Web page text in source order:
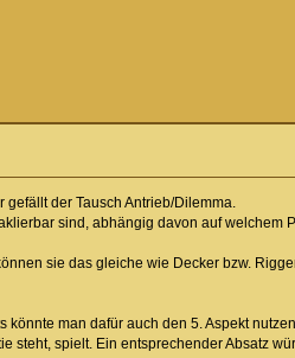
der Tausch Antrieb/Dilemma.
sind, abhängig davon auf welchem
sie das gleiche wie Decker bzw.
könnte man dafür auch den 5. Aspekt
steht, spielt. Ein entsprechender Absatz